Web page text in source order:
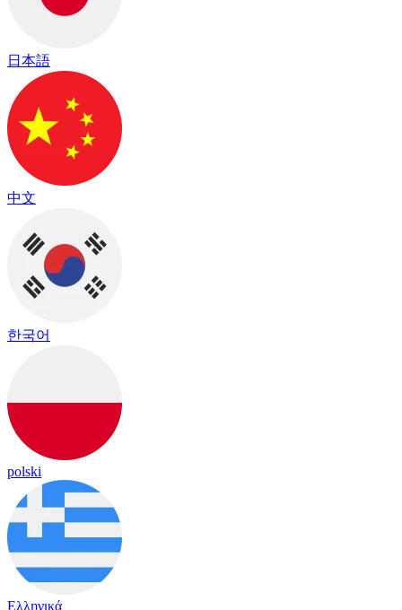
日本語
中文
한국어
polski
Ελληνικά